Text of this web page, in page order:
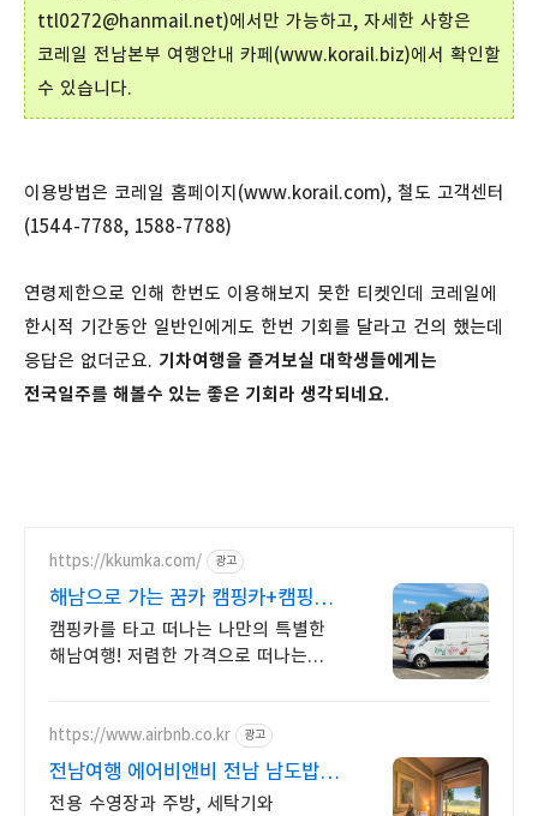
ttl0272@hanmail.net)에서만 가능하고, 자세한 사항은
코레일 전남본부 여행안내 카페(www.korail.biz)에서 확인할
수 있습니다.
이용방법은 코레일 홈페이지(www.korail.com), 철도 고객센터
(1544-7788, 1588-7788)
연령제한으로 인해 한번도 이용해보지 못한 티켓인데 코레일에
한시적 기간동안 일반인에게도 한번 기회를 달라고 건의 했는데
응답은 없더군요. 기차여행을 즐겨보실 대학생들에게는
전국일주를 해볼수 있는 좋은 기회라 생각되네요.
https://kkumka.com/ 광고
해남으로 가는 꿈카 캠핑카+캠핑장
+해남관광
캠핑카를 타고 떠나는 나만의 특별한
해남여행! 저렴한 가격으로 떠나는
https://www.airbnb.co.kr 광고
전남여행 에어비앤비 전남 남도밥상
여행
전용 수영장과 주방, 세탁기와